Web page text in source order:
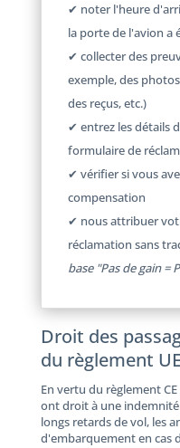
✔ noter l'heure
la porte de l'avion a
✔ collecter des
exemple, des
des reçus, etc.)
✔ entrez les détails
formulaire de
✔ vérifier si vous
compensation
✔ nous attribuer
réclamation sans
base "Pas de gain =
Droit des
du règlement
En vertu du règlement
ont droit à une
longs retards de vol, les
d'embarquement en cas